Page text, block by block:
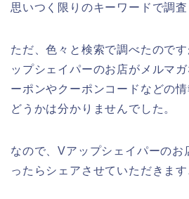
思いつく限りのキーワードで調査
ただ、色々と検索で調べたので
ップシェイパーのお店がメルマ
ーポンやクーポンコードなどの
どうかは分かりませんでした。
なので、Vアップシェイパーのお
ったらシェアさせていただきます